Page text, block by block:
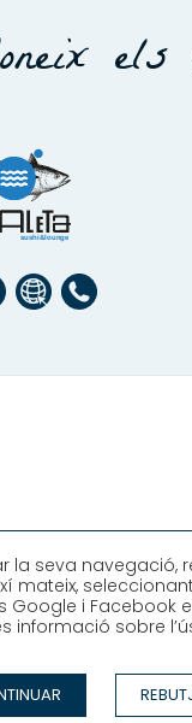
Plaça
CONDICIONS
la seva
mateix,
Google i
informació sobre